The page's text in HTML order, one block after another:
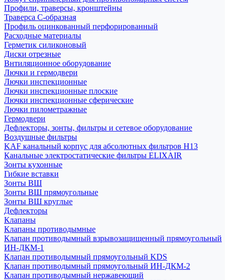
Профили, траверсы, кронштейны
Траверса С-образная
Профиль оцинкованный перфорированный
Расходные материалы
Герметик силиконовый
Диски отрезные
Внтиляционное оборудование
Лючки и гермодвери
Лючки инспекционные
Лючки инспекционные плоские
Лючки инспекционные сферические
Лючки пилометражные
Гермодвери
Дефлекторы, зонты, фильтры и сетевое оборудование
Воздушные фильтры
KAF канальный корпус для абсолютных фильтров H13
Канальные электростатические фильтры ELIXAIR
Зонты кухонные
Гибкие вставки
Зонты ВШ
Зонты ВШ прямоугольные
Зонты ВШ круглые
Дефлекторы
Клапаны
Клапаны противодымные
Клапан противодымный взрывозащищенный прямоугольный
ИН-ДКМ-1
Клапан противодымный прямоугольный KDS
Клапан противодымный прямоугольный ИН-ДКМ-2
Клапан противодымный нержавеющий